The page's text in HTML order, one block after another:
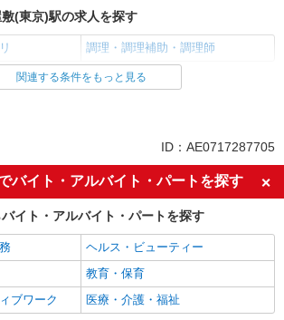
(東京)駅の求人を探す
調理・調理補助・調理師
屋敷(東京)駅の求人を探す
未経験歓迎
主婦・主夫歓迎
ミドル（40代～）活躍中
躍中
シニア（60代～）活躍中
短時間勤務（1日4h以内）OK
扶養内勤務OK
関連する条件をもっと見る
ID：AE0717287705
バイト・アルバイト・パートを探す
イト・アルバイト・パートを探す
ヘルス・ビューティー
教育・保育
ブワーク
医療・介護・福祉